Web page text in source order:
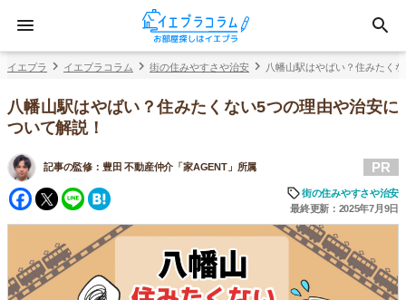
イエプラ イエプラコラム 街の住みやすさや治安 八幡山駅はやばい？住みたく
八幡山駅はやばい？住みたくない5つの理由や治安に
ついて解説！
記事の監修： 豊田 不動産仲介「家AGENT」所属
Facebook
Twitter
Line
PR
街の住みやすさや治安
最終更新：2025年7月9日